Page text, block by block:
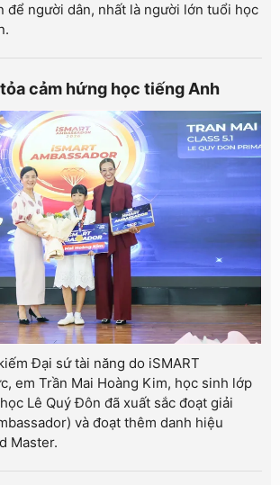
để người dân, nhất là người lớn tuổi học
cảm hứng học tiếng Anh
Đại sứ tài năng do iSMART
em Trần Mai Hoàng Kim, học sinh lớp
Lê Quý Đôn đã xuất sắc đoạt giải
và đoạt thêm danh hiệu
Master.